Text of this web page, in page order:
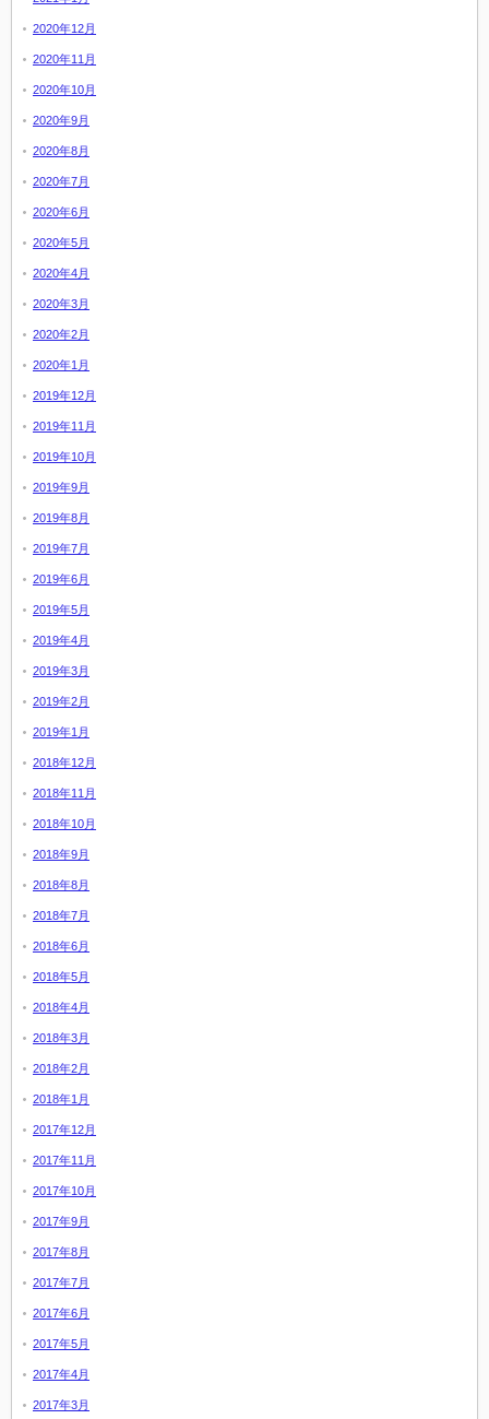
2020年12月
2020年11月
2020年10月
2020年9月
2020年8月
2020年7月
2020年6月
2020年5月
2020年4月
2020年3月
2020年2月
2020年1月
2019年12月
2019年11月
2019年10月
2019年9月
2019年8月
2019年7月
2019年6月
2019年5月
2019年4月
2019年3月
2019年2月
2019年1月
2018年12月
2018年11月
2018年10月
2018年9月
2018年8月
2018年7月
2018年6月
2018年5月
2018年4月
2018年3月
2018年2月
2018年1月
2017年12月
2017年11月
2017年10月
2017年9月
2017年8月
2017年7月
2017年6月
2017年5月
2017年4月
2017年3月